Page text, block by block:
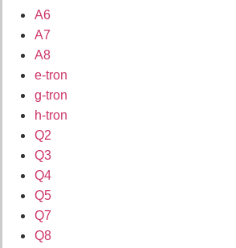
A6
A7
A8
e-tron
g-tron
h-tron
Q2
Q3
Q4
Q5
Q7
Q8